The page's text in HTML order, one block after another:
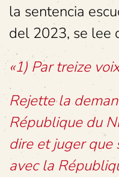
la sentencia
del 2023, se lee
«1) Par treize
Rejette la
République du
dire et juger que
avec la